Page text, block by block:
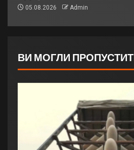
05.08.2026 Admin
ВИ МОГЛИ